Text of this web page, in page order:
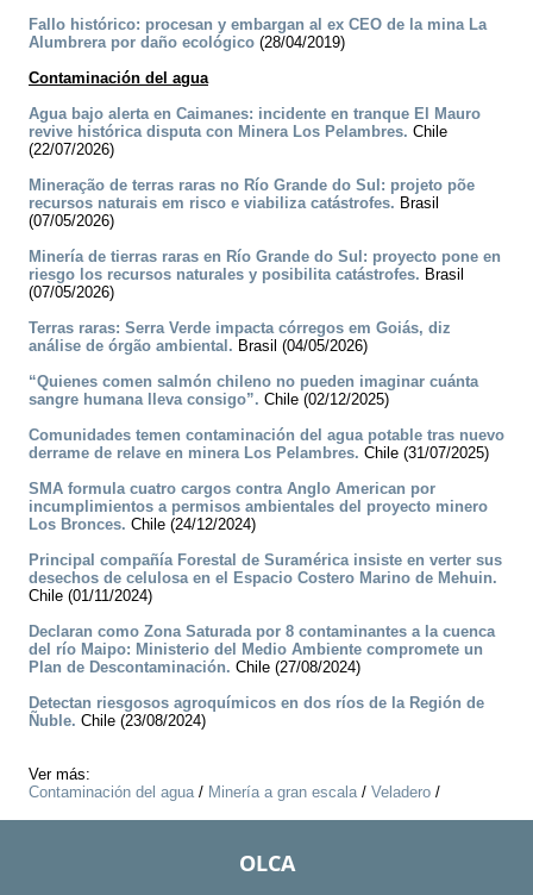
Fallo histórico: procesan y embargan al ex CEO de la mina La
Alumbrera por daño ecológico (28/04/2019)
Contaminación del agua
Agua bajo alerta en Caimanes: incidente en tranque El Mauro
revive histórica disputa con Minera Los Pelambres. Chile
(22/07/2026)
Mineração de terras raras no Río Grande do Sul: projeto põe
recursos naturais em risco e viabiliza catástrofes. Brasil
(07/05/2026)
Minería de tierras raras en Río Grande do Sul: proyecto pone en
riesgo los recursos naturales y posibilita catástrofes. Brasil
(07/05/2026)
Terras raras: Serra Verde impacta córregos em Goiás, diz
análise de órgão ambiental. Brasil (04/05/2026)
“Quienes comen salmón chileno no pueden imaginar cuánta
sangre humana lleva consigo”. Chile (02/12/2025)
Comunidades temen contaminación del agua potable tras nuevo
derrame de relave en minera Los Pelambres. Chile (31/07/2025)
SMA formula cuatro cargos contra Anglo American por
incumplimientos a permisos ambientales del proyecto minero
Los Bronces. Chile (24/12/2024)
Principal compañía Forestal de Suramérica insiste en verter sus
desechos de celulosa en el Espacio Costero Marino de Mehuin.
Chile (01/11/2024)
Declaran como Zona Saturada por 8 contaminantes a la cuenca
del río Maipo: Ministerio del Medio Ambiente compromete un
Plan de Descontaminación. Chile (27/08/2024)
Detectan riesgosos agroquímicos en dos ríos de la Región de
Ñuble. Chile (23/08/2024)
Ver más:
Contaminación del agua/ Minería a gran escala/ Veladero /
OLCA